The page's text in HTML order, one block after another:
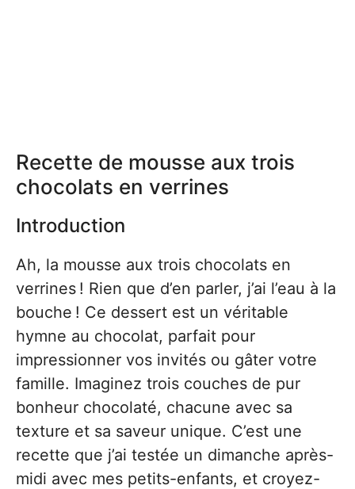
Recette de mousse aux trois
chocolats en verrines
Introduction
Ah, la mousse aux trois chocolats en
verrines ! Rien que d’en parler, j’ai l’eau à la
bouche ! Ce dessert est un véritable
hymne au chocolat, parfait pour
impressionner vos invités ou gâter votre
famille. Imaginez trois couches de pur
bonheur chocolaté, chacune avec sa
texture et sa saveur unique. C’est une
recette que j’ai testée un dimanche après-
midi avec mes petits-enfants, et croyez-